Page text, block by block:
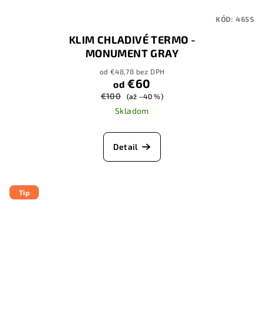
KLIM CHLADIVÉ TERMO -
MONUMENT GRAY
od €48,78 bez DPH
od €60
€100 (až –40 %)
Skladom
Detail
KÓD: 465S
Tip